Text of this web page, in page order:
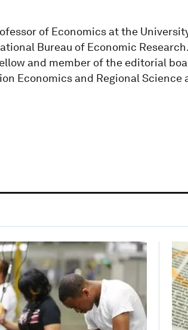
of Economics at the
Bureau of Economic
and member of the editorial
Economics and Regional Science